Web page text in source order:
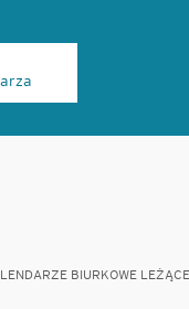
BIURKOWE LEŻĄCE